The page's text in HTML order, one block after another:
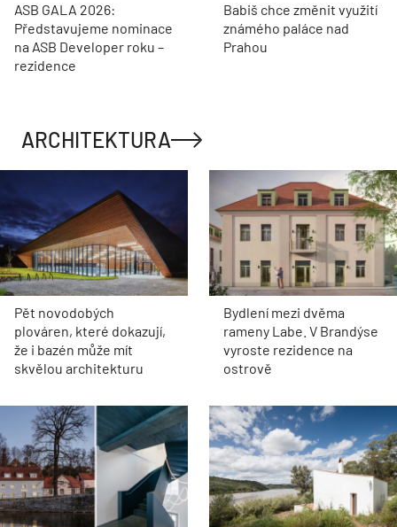
ASB GALA 2026:
Představujeme nominace
na ASB Developer roku –
rezidence
Babiš chce změnit využití
známého paláce nad
Prahou
ARCHITEKTURA
Pět novodobých
plováren, které dokazují,
že i bazén může mít
skvělou architekturu
Bydlení mezi dvěma
rameny Labe. V Brandýse
vyroste rezidence na
ostrově